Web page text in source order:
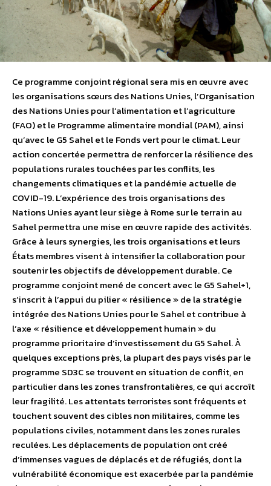
Ce programme conjoint régional sera mis en œuvre avec
les organisations sœurs des Nations Unies, l’Organisation
des Nations Unies pour l’alimentation et l’agriculture
(FAO) et le Programme alimentaire mondial (PAM), ainsi
qu’avec le G5 Sahel et le Fonds vert pour le climat. Leur
action concertée permettra de renforcer la résilience des
populations rurales touchées par les conflits, les
changements climatiques et la pandémie actuelle de
COVID-19. L’expérience des trois organisations des
Nations Unies ayant leur siège à Rome sur le terrain au
Sahel permettra une mise en œuvre rapide des activités.
Grâce à leurs synergies, les trois organisations et leurs
États membres visent à intensifier la collaboration pour
soutenir les objectifs de développement durable. Ce
programme conjoint mené de concert avec le G5 Sahel+1,
s’inscrit à l’appui du pilier « résilience » de la stratégie
intégrée des Nations Unies pour le Sahel et contribue à
l’axe « résilience et développement humain » du
programme prioritaire d’investissement du G5 Sahel. À
quelques exceptions près, la plupart des pays visés par le
programme SD3C se trouvent en situation de conflit, en
particulier dans les zones transfrontalières, ce qui accroît
leur fragilité. Les attentats terroristes sont fréquents et
touchent souvent des cibles non militaires, comme les
populations civiles, notamment dans les zones rurales
reculées. Les déplacements de population ont créé
d’immenses vagues de déplacés et de réfugiés, dont la
vulnérabilité économique est exacerbée par la pandémie